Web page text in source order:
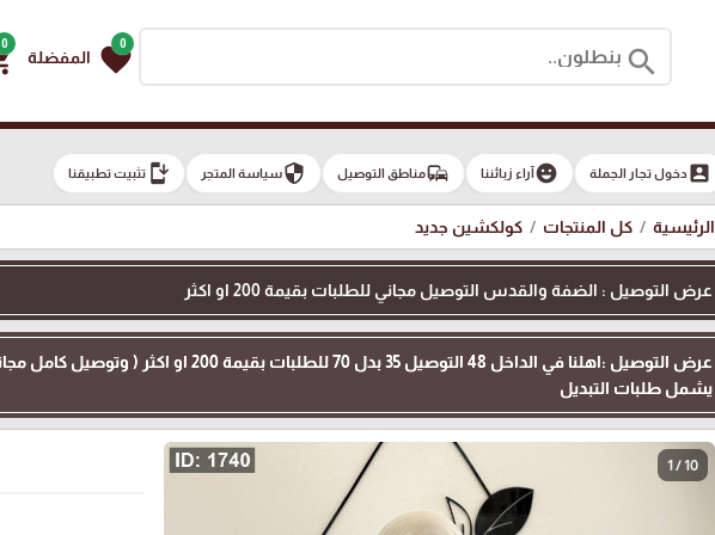
search
0
favorite المفضلة
0
account_boxدخول تجار الجملة emoji_emotionsآراء زبائننا commuteمناطق التوصيل securityسياسة المتجر install_mobileتثبيت تطبيقنا
الرئيسية كل المنتجات كولكشين جديد
عرض التوصيل : الضفة والقدس التوصيل مجاني للطلبات بقيمة 200 او اكثر
يشمل طلبات التبديل
1 / 10